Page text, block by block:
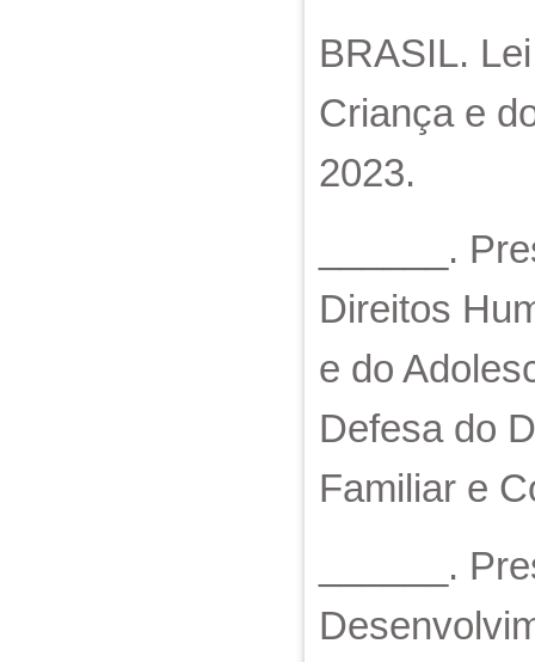
BRASIL.
Criança e
2023.
______.
Direitos
e do
Defesa do
Familiar e
______.